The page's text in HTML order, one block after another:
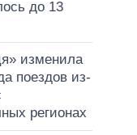
до 13
изменила
поездов из-
регионах